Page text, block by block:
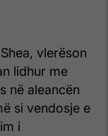
vlerëson
lidhur me
në aleancën
si vendosje e
i